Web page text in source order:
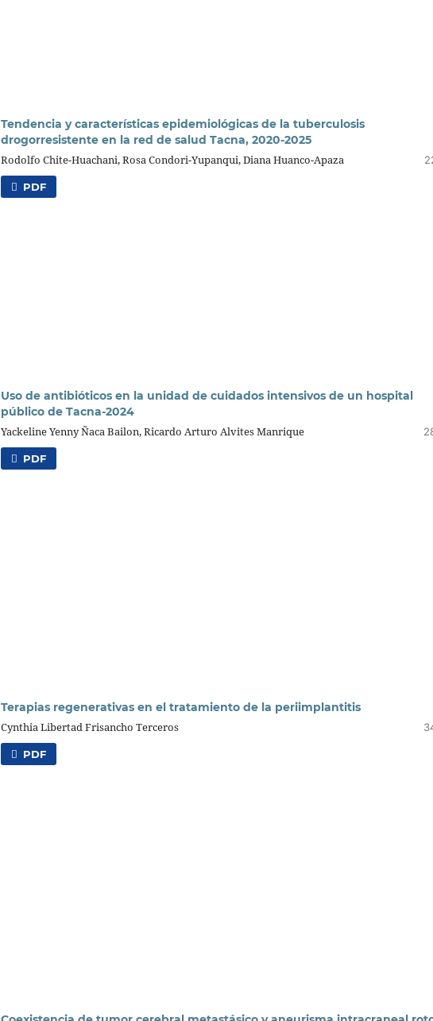
Tendencia y características epidemiológicas de la tuberculosis
drogorresistente en la red de salud Tacna, 2020-2025
Rodolfo Chite-Huachani, Rosa Condori-Yupanqui, Diana Huanco-Apaza
PDF
Uso de antibióticos en la unidad de cuidados intensivos de un hospital
público de Tacna-2024
Yackeline Yenny Ñaca Bailon, Ricardo Arturo Alvites Manrique
PDF
Terapias regenerativas en el tratamiento de la periimplantitis
Cynthia Libertad Frisancho Terceros
PDF